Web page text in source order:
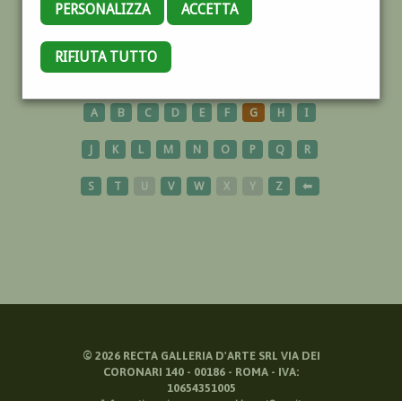
PERSONALIZZA ACCETTA
RIFIUTA TUTTO
BASILICATA
A B C D E F G H I
J K L M N O P Q R
S T U V W X Y Z ⬅
© 2026RECTA GALLERIA D'ARTE SRL VIA DEI
CORONARI 140 - 00186 - ROMA - IVA:
10654351005